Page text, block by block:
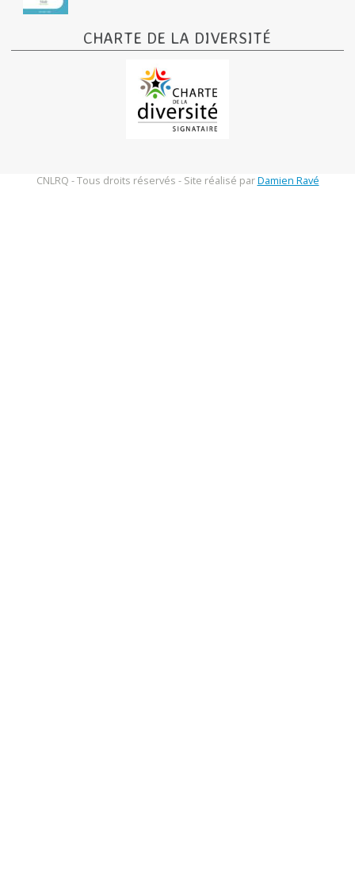
CHARTE DE LA DIVERSITÉ
CNLRQ - Tous droits réservés - Site réalisé parDamien Ravé